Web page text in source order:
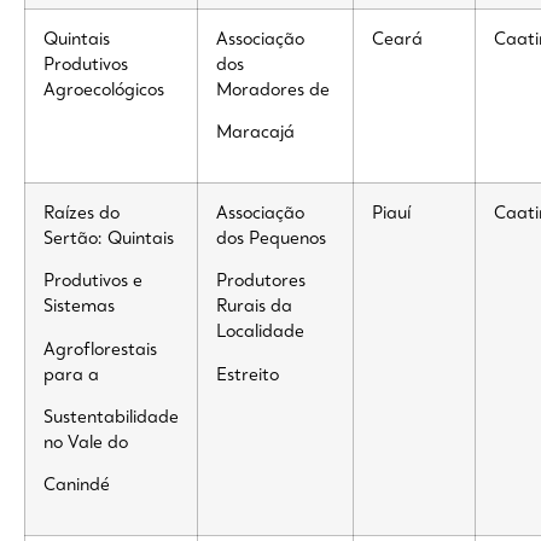
Quintais
Produtivos
Agroecológicos
Associação
dos
Moradores de
Maracajá
Ceará
Raízes do
Sertão: Quintais
Produtivos e
Sistemas
Agroflorestais
para a
Sustentabilidade
no Vale do
Canindé
Associação
dos Pequenos
Produtores
Rurais da
Localidade
Estreito
Piauí